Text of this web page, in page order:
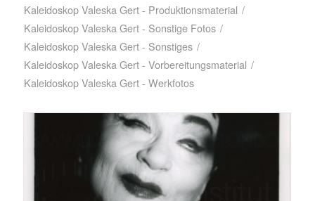
Kaleidoskop Valeska Gert - Produktionsmaterial /
Kaleidoskop Valeska Gert - Sonstige Fotos /
Kaleidoskop Valeska Gert - Sonstiges /
Kaleidoskop Valeska Gert - Vorbereitungsmaterial /
Kaleidoskop Valeska Gert - Werkfotos